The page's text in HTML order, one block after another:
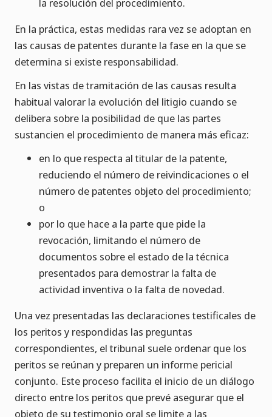
la resolución del procedimiento.
En la práctica, estas medidas rara vez se adoptan en
las causas de patentes durante la fase en la que se
determina si existe responsabilidad.
En las vistas de tramitación de las causas resulta
habitual valorar la evolución del litigio cuando se
delibera sobre la posibilidad de que las partes
sustancien el procedimiento de manera más eficaz:
en lo que respecta al titular de la patente,
reduciendo el número de reivindicaciones o el
número de patentes objeto del procedimiento;
o
por lo que hace a la parte que pide la
revocación, limitando el número de
documentos sobre el estado de la técnica
presentados para demostrar la falta de
actividad inventiva o la falta de novedad.
Una vez presentadas las declaraciones testificales de
los peritos y respondidas las preguntas
correspondientes, el tribunal suele ordenar que los
peritos se reúnan y preparen un informe pericial
conjunto. Este proceso facilita el inicio de un diálogo
directo entre los peritos que prevé asegurar que el
objeto de su testimonio oral se limite a las